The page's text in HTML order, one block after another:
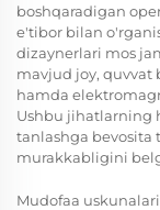
boshqaradigan
e'tibor bilan
dizaynerlari mos
mavjud joy,
hamda
Ushbu jihatlarning
tanlashga bevosita
murakkabligini
Mudofaa